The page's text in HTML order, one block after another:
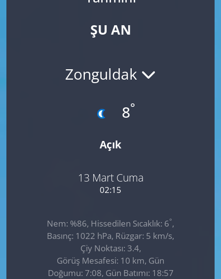
ŞU AN
Zonguldak
8°
Açık
13 Mart Cuma
02:15
Nem: %86, Hissedilen Sıcaklık: 6°,
Basınç: 1022 hPa, Rüzgar: 5 km/s,
Çiy Noktası: 3.4,
Görüş Mesafesi: 10 km, Gün
Doğumu: 7:08, Gün Batımı: 18:57